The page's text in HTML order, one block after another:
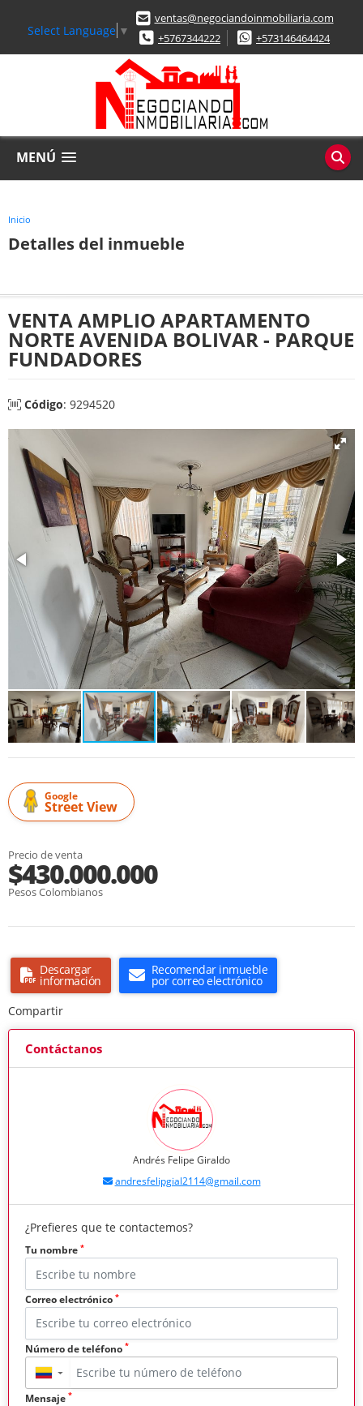
Select Language ▼
ventas@negociandoinmobiliaria.com
+5767344222
+573146464424
MENÚ
Inicio
Detalles del inmueble
VENTA AMPLIO APARTAMENTO
NORTE AVENIDA BOLIVAR - PARQUE
FUNDADORES
Código: 9294520
Google
Street View
Precio de venta
$430.000.000
Pesos Colombianos
Descargar
información
Recomendar inmueble
por correo electrónico
Compartir
Contáctanos
Andrés Felipe Giraldo
andresfelipgial2114@gmail.com
¿Prefieres que te contactemos?
Tu nombre *
Correo electrónico *
Número de teléfono *
▼
Mensaje *